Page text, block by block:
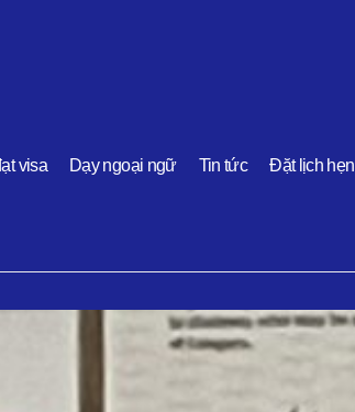
visa Dạy ngoại ngữ Tin tức Đặt lịch hẹn